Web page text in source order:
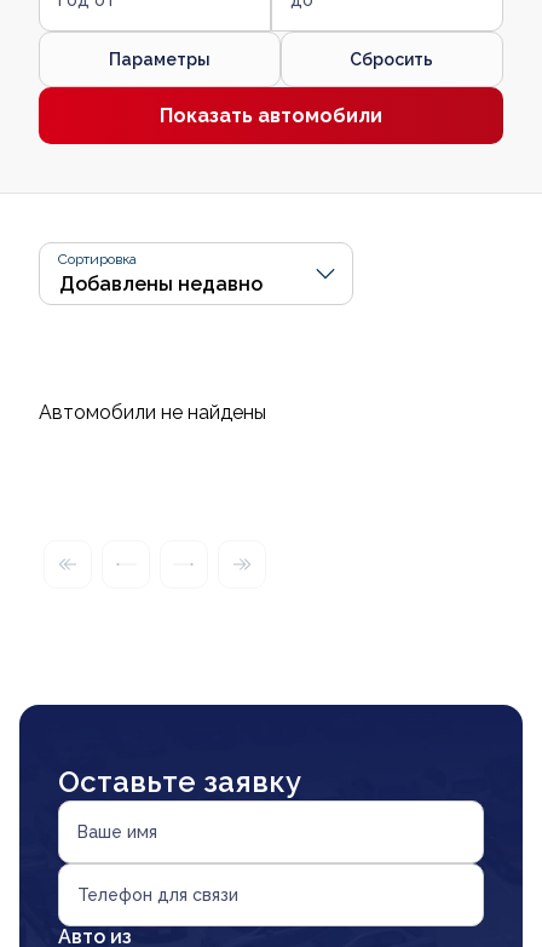
Параметры Сбросить
Показать автомобили
Сортировка
Автомобили не найдены
Оставьте заявку
Ваше имя
Телефон для связи
Авто из